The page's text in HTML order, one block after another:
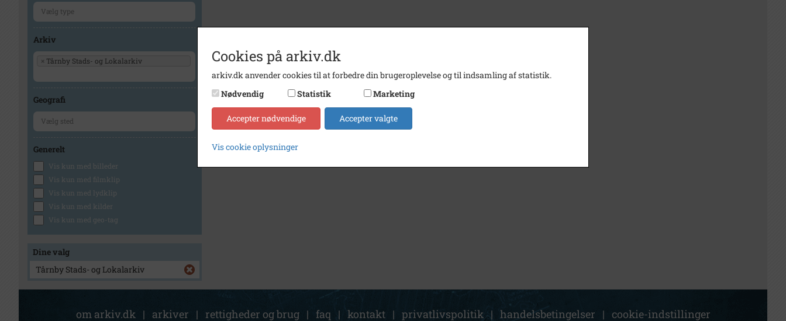
Arkiv
× Tårnby Stads- og Lokalarkiv
Geografi
Generelt
Vis kun med billeder
Vis kun med filmklip
Vis kun med lydklip
Vis kun med kilder
Vis kun med geo-tag
Dine valg
Tårnby Stads- og Lokalarkiv
om arkiv.dk | arkiver | rettigheder og brug | faq | kontakt | privatlivspolitik | handelsbetingelser | cookie-indstillinger
Cookies på arkiv.dk
arkiv.dk anvender cookies til at forbedre din brugeroplevelse og til indsamling af statistik.
Nødvendig
Statistik Marketing
Accepter nødvendige Accepter valgte
Vis cookie oplysninger